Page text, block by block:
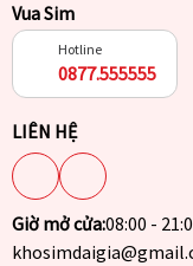
Vua Sim
Hotline
0877.555555
LIÊN HỆ
Giờ mở cửa:08:00 -